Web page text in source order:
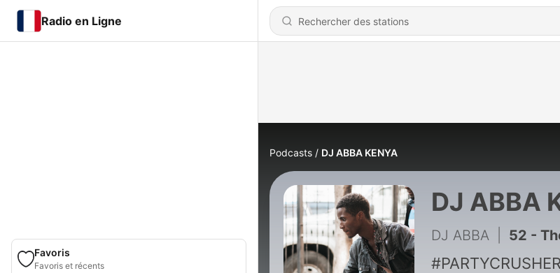
Radio en Ligne
Favoris
Favoris et récents
Podcasts DJ ABBA KENYA
DJ ABBA
DJ ABBA 52 - The House Party 20 With DJ ABBA Best